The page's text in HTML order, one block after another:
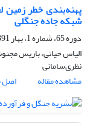
پهنه‌بندی خطر زمین
شبکه جاده جنگلی
دوره 65، شماره 1، بهار 1391، صفحه
الیاس حیاتی، باریس
نظری‌سامانی
مشاهده مقاله
اصل